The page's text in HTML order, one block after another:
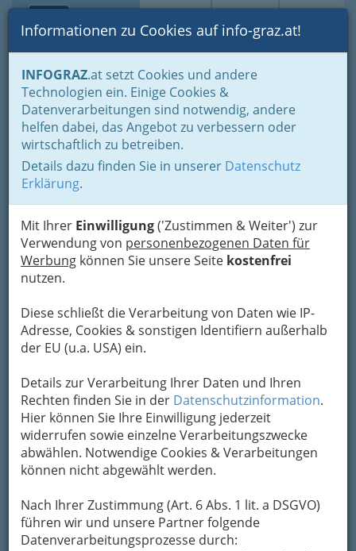
Suche Login Toggle
Informationen zu Cookies auf info-graz.at!
INFOGRAZ.at setzt Cookies und andere
Technologien ein. Einige Cookies &
Datenverarbeitungen sind notwendig, andere
helfen dabei, das Angebot zu verbessern oder
wirtschaftlich zu betreiben.
Details dazu finden Sie in unserer Datenschutz
Erklärung.
Mit Ihrer Einwilligung('Zustimmen & Weiter') zur
Verwendung von personenbezogenen Daten für
Werbung können Sie unsere Seite kostenfrei
nutzen.
Diese schließt die Verarbeitung von Daten wie IP-
Adresse, Cookies & sonstigen Identifiern außerhalb
der EU (u.a. USA) ein.
Details zur Verarbeitung Ihrer Daten und Ihren
Rechten finden Sie in der Datenschutzinformation.
Hier können Sie Ihre Einwilligung jederzeit
widerrufen sowie einzelne Verarbeitungszwecke
abwählen. Notwendige Cookies & Verarbeitungen
können nicht abgewählt werden.
Nach Ihrer Zustimmung (Art. 6 Abs. 1 lit. a DSGVO)
führen wir und unsere Partner folgende
Datenverarbeitungsprozesse durch:
Home Branchen Dienstleistungen
Haus & Garten
Bedrucken von Webwaren
Leykam Druck GmbH & Co
KG
Eggenbergerstraße 7, 8020 Graz
+43 316 25 567-0
+43 316 25 567-214
Karte
Karte anzeigen
Kontaktaufnahme
Um die Info-Graz Firmenvor Spam-Mails zu
bewahren, verwenden wir an dieser Stelle zur
Übermittlung Ihrer Nachricht ein sicheres
Formular. Ihre Nachricht wird nach dem
Absenden umgehend per Mail an das
Unternehmen Leykam Druck GmbH & Co KG
Mein Name